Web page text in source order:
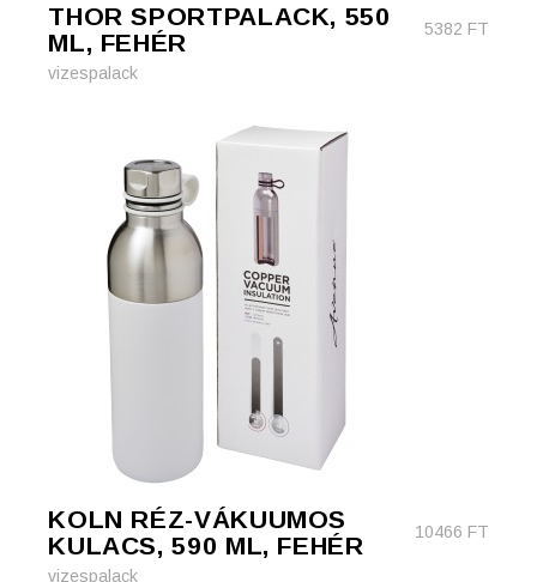
THOR SPORTPALACK, 550
ML, FEHÉR
5382 FT
vizespalack
KOLN RÉZ-VÁKUUMOS
KULACS, 590 ML, FEHÉR
10466 FT
vizespalack